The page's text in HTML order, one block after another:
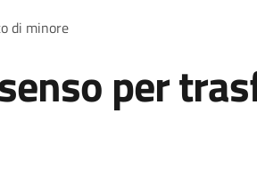
di minore
per